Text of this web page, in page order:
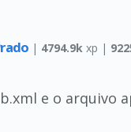
| 4794.9k xp |
e o arquivo